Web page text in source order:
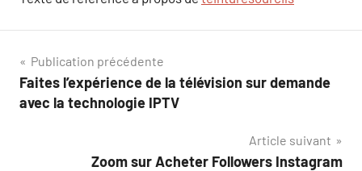
Navigation
de
Publication précédente
Faites l’expérience de la télévision sur demande
avec la technologie IPTV
Article suivant
Zoom sur Acheter Followers Instagram